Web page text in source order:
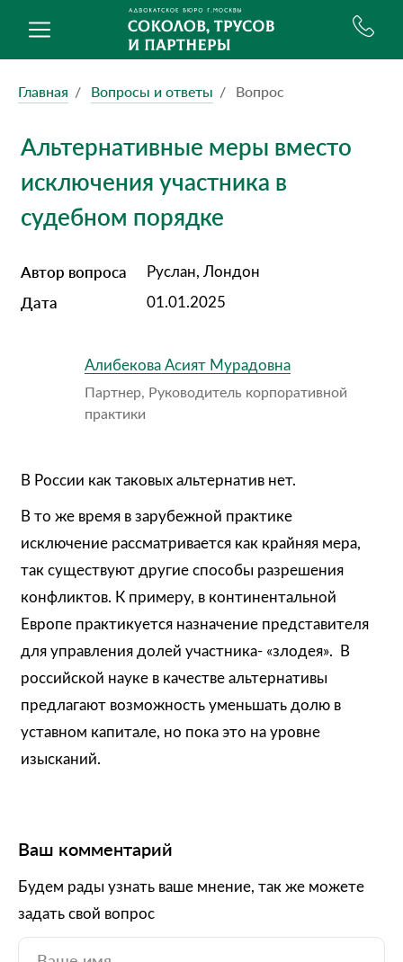
Главная Вопросы и ответы Вопрос
Альтернативные меры вместо
исключения участника в
судебном порядке
Автор вопроса Руслан, Лондон
Дата 01.01.2025
Алибекова Асият Мурадовна
Партнер, Руководитель корпоративной
практики
В России как таковых альтернатив нет.
В то же время в зарубежной практике
исключение рассматривается как крайняя мера,
так существуют другие способы разрешения
конфликтов. К примеру, в континентальной
Европе практикуется назначение представителя
для управления долей участника- «злодея». В
российской науке в качестве альтернативы
предлагают возможность уменьшать долю в
уставном капитале, но пока это на уровне
изысканий.
Ваш комментарий
Будем рады узнать ваше мнение, так же можете
задать свой вопрос